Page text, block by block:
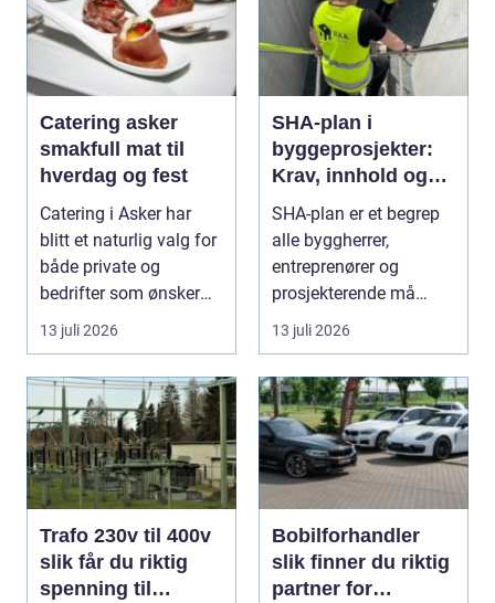
Catering asker
smakfull mat til
hverdag og fest
Catering i Asker har
blitt et naturlig valg for
både private og
bedrifter som ønsker
god mat uten st...
13 juli 2026
SHA-plan i
byggeprosjekter:
Krav, innhold og
praktisk nytte
SHA-plan er et begrep
alle byggherrer,
entreprenører og
prosjekterende må
forholde seg ...
13 juli 2026
Trafo 230v til 400v
slik får du riktig
spenning til
Bobilforhandler
slik finner du riktig
partner for